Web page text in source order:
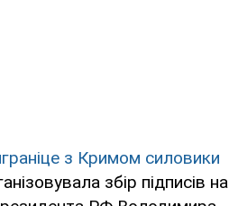
з Кримом силовики
збір підписів на